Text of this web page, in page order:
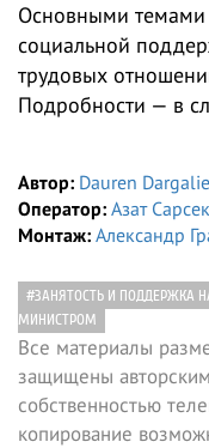
Основными темами
социальной
трудовых
Подробности — в
Автор: Dauren
Оператор: Азат
Монтаж: Александр
#ЗАНЯТОСТЬ И ПОДДЕРЖКА
МИНИСТРОМ
Все материалы
защищены
собственностью
копирование